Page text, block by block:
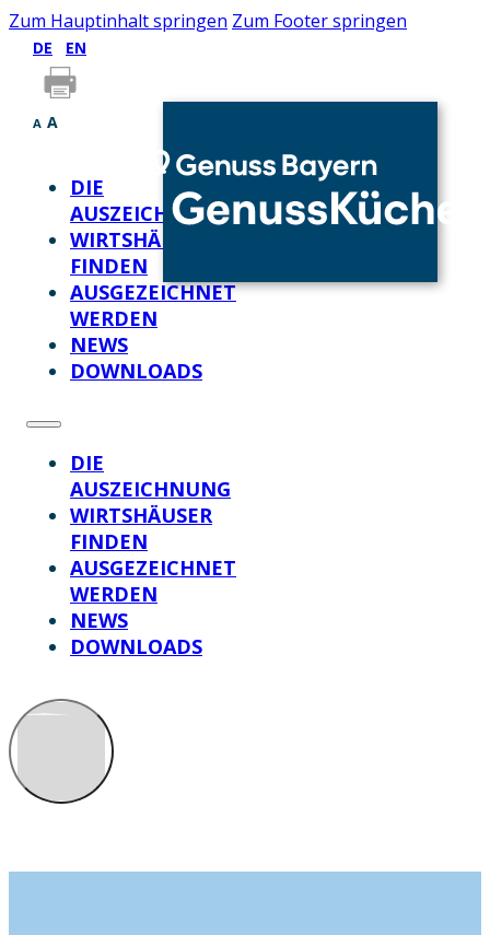
Zum Hauptinhalt springen Zum Footer springen
DE EN
A A
DIE
AUSZEICHNUNG
WIRTSHÄUSER
FINDEN
AUSGEZEICHNET
WERDEN
NEWS
DOWNLOADS
DIE
AUSZEICHNUNG
WIRTSHÄUSER
FINDEN
AUSGEZEICHNET
WERDEN
NEWS
DOWNLOADS